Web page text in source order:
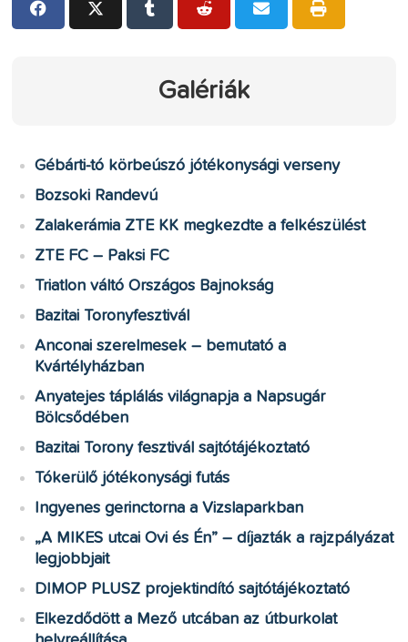
Galériák
Gébárti-tó körbeúszó jótékonysági verseny
Bozsoki Randevú
Zalakerámia ZTE KK megkezdte a felkészülést
ZTE FC – Paksi FC
Triatlon váltó Országos Bajnokság
Bazitai Toronyfesztivál
Anconai szerelmesek – bemutató a
Kvártélyházban
Anyatejes táplálás világnapja a Napsugár
Bölcsődében
Bazitai Torony fesztivál sajtótájékoztató
Tókerülő jótékonysági futás
Ingyenes gerinctorna a Vizslaparkban
„A MIKES utcai Ovi és Én” – díjazták a rajzpályázat
legjobbjait
DIMOP PLUSZ projektindító sajtótájékoztató
Elkezdődött a Mező utcában az útburkolat